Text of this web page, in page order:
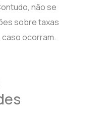
não se
sobre taxas
ocorram.